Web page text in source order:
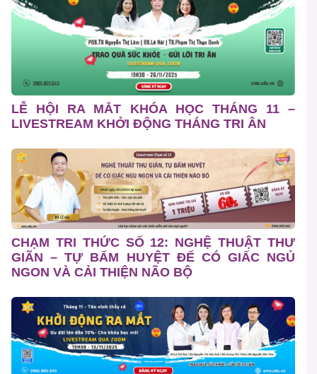
LỄ HỘI RA MẮT KHÓA HỌC THÁNG 11 –
LIVESTREAM KHỞI ĐỘNG THÁNG TRI ÂN
CHẠM TRI THỨC SỐ 12: NGHỆ THUẬT THƯ
GIÃN – TỰ BẤM HUYỆT ĐỂ CÓ GIẤC NGỦ
NGON VÀ CẢI THIỆN NÃO BỘ